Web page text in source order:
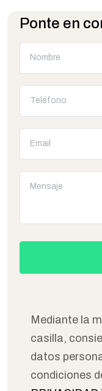
Ponte en
Mediante la
casilla,
datos
condiciones